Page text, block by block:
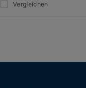
Vergleichen